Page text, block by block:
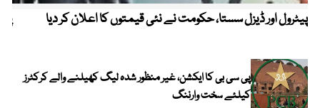
پیٹرول اور ڈیزل سستا، حکومت نے نئی قیمتوں کا اعلان کر دیا
پی سی بی کا ایکشن، غیر منظور شدہ لیگ کھیلنے والے کرکٹرز
کیلئے سخت وارننگ